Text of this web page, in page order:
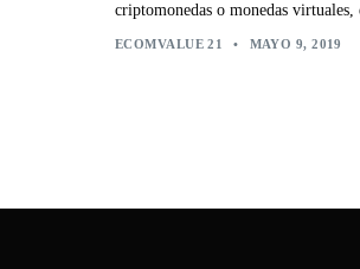
criptomonedas o monedas
ECOMVALUE 21 • MAYO 9, 2019